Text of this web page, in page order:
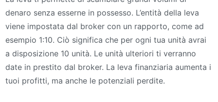
denaro senza esserne in possesso. L’entità della leva
viene impostata dal broker con un rapporto, come ad
esempio 1:10. Ciò significa che per ogni tua unità avrai
a disposizione 10 unità. Le unità ulteriori ti verranno
date in prestito dal broker. La leva finanziaria aumenta i
tuoi profitti, ma anche le potenziali perdite.